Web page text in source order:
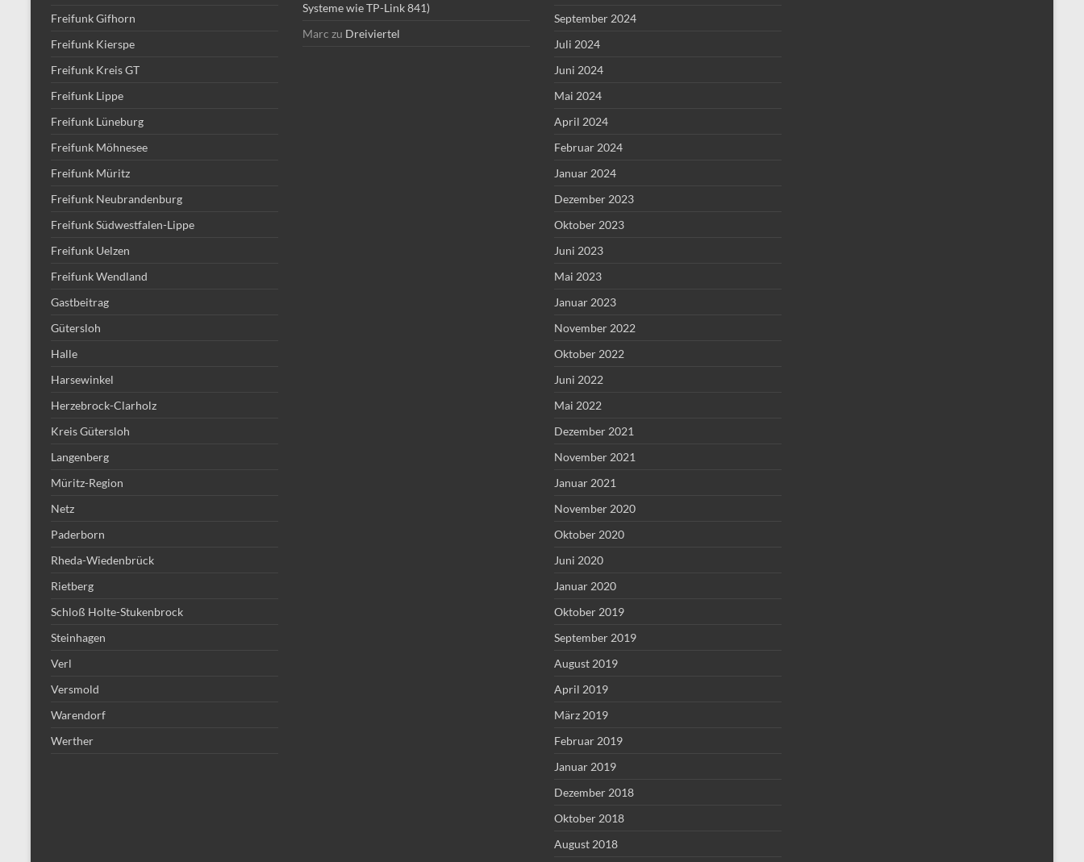
Freifunk Gifhorn
Freifunk Kierspe
Freifunk Kreis GT
Freifunk Lippe
Freifunk Lüneburg
Freifunk Möhnesee
Freifunk Müritz
Freifunk Neubrandenburg
Freifunk Südwestfalen-Lippe
Freifunk Uelzen
Freifunk Wendland
Gastbeitrag
Gütersloh
Halle
Harsewinkel
Herzebrock-Clarholz
Kreis Gütersloh
Langenberg
Müritz-Region
Netz
Paderborn
Rheda-Wiedenbrück
Rietberg
Schloß Holte-Stukenbrock
Steinhagen
Verl
Versmold
Warendorf
Werther
Systeme wie TP-Link 841)
Marc zu Dreiviertel
September 2024
Juli 2024
Juni 2024
Mai 2024
April 2024
Februar 2024
Januar 2024
Dezember 2023
Oktober 2023
Juni 2023
Mai 2023
Januar 2023
November 2022
Oktober 2022
Juni 2022
Mai 2022
Dezember 2021
November 2021
Januar 2021
November 2020
Oktober 2020
Juni 2020
Januar 2020
Oktober 2019
September 2019
August 2019
April 2019
März 2019
Februar 2019
Januar 2019
Dezember 2018
Oktober 2018
August 2018